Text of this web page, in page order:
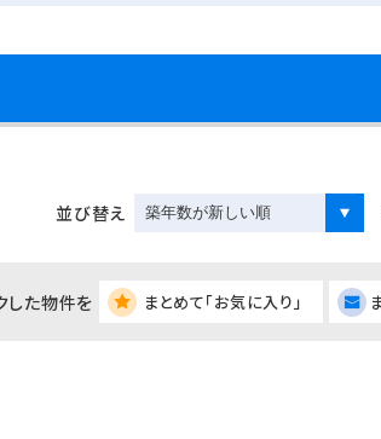
並び替え
した物件を まとめて「お気に入り」